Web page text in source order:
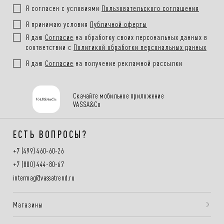
Я согласен с условиями Пользовательского соглашения
Я принимаю условия Публичной оферты
Я даю Согласие на обработку своих персональных данных в
соответствии с Политикой обработки персональных данных
Я даю Согласие на получение рекламной рассылки
Скачайте мобильное приложение
VASSA&Co
ЕСТЬ ВОПРОСЫ?
+7 (499) 460-60-26
+7 (800) 444-80-67
intermag@vassatrend.ru
Магазины